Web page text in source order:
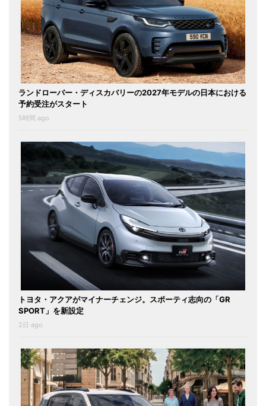
ランドローバー・ディスカバリーの2027年モデルの日本における
予約受注がスタート
5時間 ago
トヨタ・アクアがマイナーチェンジ。スポーティ志向の「GR
SPORT」を新設定
2日 ago